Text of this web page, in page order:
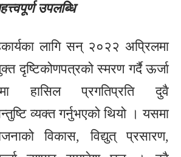
उपलब्धि
लागि सन् २०२२ अप्रिलमा
दृष्टिकोणपत्रको स्मरण गर्दै ऊर्जा
हासिल प्रगतिप्रति दुवै
व्यक्त गर्नुभएको थियो । यसमा
विकास, विद्युत् प्रसारण,